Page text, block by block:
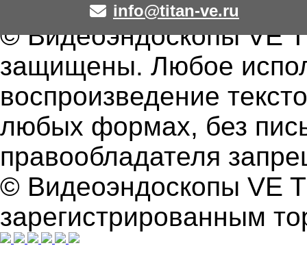
info@titan-ve.ru
© Видеоэндоскопы VE
защищены. Любое
воспроизведение
любых формах, без
правообладателя
© Видеоэндоскопы VE
зарегистрированным